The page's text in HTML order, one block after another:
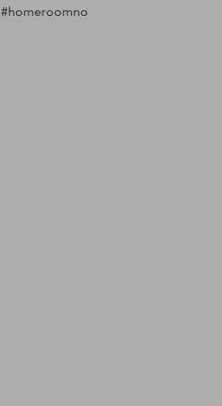
#homeroomno